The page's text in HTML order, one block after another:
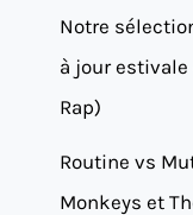
Notre
à jour
Rap)
Routine vs
Monkeys et